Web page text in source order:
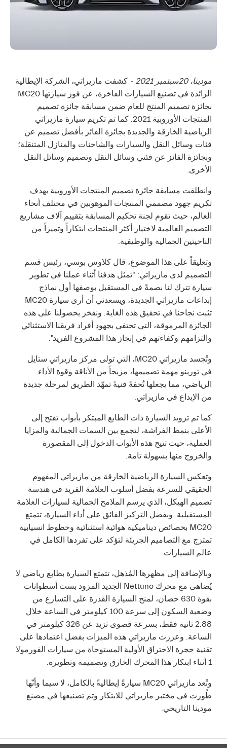
مودينا،20سبتمبر2021 -
كشفت مازيراتي، الشركة الإيطالية
الرائدة في تصنيع السيارات الفاخرة، عن فوز سيارتها MC20
بجائزة تصميم المنتج للعام ضمن مسابقة جائزة تصميم
المنتجات الأوروبية 2021. كما تم تكريم سيارة مازيراتي
الرياضية الخارقة والجديدة بجائزة الفائز بأفضل تصميم عن
فئات وسائل النقل والسيارات والشاحنات والمنازل المتنقلة؛
وبجائزة الفائز عن فئتي وسائل النقل وتصميم وسائل النقل
الأخرى.
وانطلقت مسابقة جائزة تصميم المنتجات الأوروبية بهدف
تكريم جهود مصممي المنتجات الموهوبين في مختلف أنحاء
العالم، حيث تقوم لجنة تحكيم المسابقة بتقييم آلاف مشاريع
التصميم العالمية لاختيار أكثر المنتجات ابتكاراً وتميزاً من
الناحيتين الجمالية والوظيفية.
وتعليقاً على هذا الموضوع، قال كلاوس بوسي، رئيس قسم
التصميم لدى مازيراتي: "تمثل هدفنا أثناء عملنا في تطوير
سيارة تترك لنا بصمةً في المستقبل بوصفها أول نماذج
إبداعات مازيراتي الجديدة، ويسعدني أن أرى سيارة MC20
تثبت نجاحنا في تحقيق هذه الغاية. ونفخر بحصولنا على هذه
الجائزة المرموقة، التي تحتفي بجهود أفراد فريقنا الاستثنائي
والتزامهم وكفاءتهم في إنجاز هذا المشروع الفريد".
وتُجسد مازيراتي MC20، التي تولى مركز مازيراتي ستايل
في تورينو مهمة تصميمها، مزيجاً من الأناقة وقوة الأداء
الرياضي، مما يجعلها تُحفةً فنيةً تمهّد الطريق لمرحلة جديدة
من الإبداع في مازيراتي.
كما تم تزويد السيارة ذات الطابع المبتكر بأبواب تفتح إلى
الأعلى بنمط الفراشة، لتجمع بين السمات الجمالية والمزايا
العملية، حيث تتيح هذه الأبواب الدخول إلى المقصورة
والخروج منها بسهولة تامة.
وتعكس السيارة الرياضية الخارقة من مازيراتي المفهوم
الحقيقي للسرعة بفضل أسلوب العلامة الفريد في هندسة
تصميم الهيكل، الذي يرسم الملامح الجمالية لسيارات العلامة
المستقبلية. وبفضل التركيز الفائق على أداء السيارة، تتمتع
MC20 بخصائص ديناميكية هوائية استثنائية وخطوط انسيابية
تمتزج مع التصاميم الجريئة لتؤكد على تفردها الكامل في
عالم السيارات.
وبالإضافة إلى مظهرها المُذهل، تتمتع السيارة بطابع رياضي لا
يُضاهى مع محرك Nettuno الجديد المزود بست أسطوانات
بقوة 630 حصان، لمنح السيارة القدرة على التسارع من
وضعية السكون إلى سرعة 100 كيلومتر في الساعة خلال
2.88 ثانية فقط، بسرعة قصوى تزيد عن 326 كيلومتر في
الساعة. وعززت مازيراتي هذه الميزات بفضل اعتمادها على
تقنية حجرة الاحتراق الأولية المستوحاة من سيارات الفورمولا
1 أثناء ابتكار هذا المحرك الخارق وتصميمه وتطويره.
وتُعد مازيراتي MC20 سيارةً إيطاليةً بالكامل، لا سيما وأنّها
طُورت في مختبر مازيراتي للابتكار وتم تصنيعها في مصنع
مودينا التاريخي.